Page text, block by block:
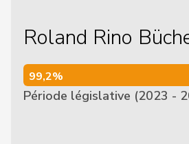
Roland Rino
99,2%
99,2%
Période législative (2023 -